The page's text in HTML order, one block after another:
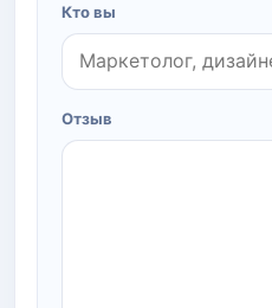
Кто вы
Отзыв